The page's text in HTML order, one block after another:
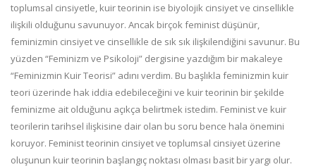
toplumsal cinsiyetle, kuir teorinin ise biyolojik cinsiyet ve cinsellikle
ilişkili olduğunu savunuyor. Ancak birçok feminist düşünür,
feminizmin cinsiyet ve cinsellikle de sık sık ilişkilendiğini savunur. Bu
yüzden “Feminizm ve Psikoloji” dergisine yazdığım bir makaleye
“Feminizmin Kuir Teorisi” adını verdim. Bu başlıkla feminizmin kuir
teori üzerinde hak iddia edebileceğini ve kuir teorinin bir şekilde
feminizme ait olduğunu açıkça belirtmek istedim. Feminist ve kuir
teorilerin tarihsel ilişkisine dair olan bu soru bence hala önemini
koruyor. Feminist teorinin cinsiyet ve toplumsal cinsiyet üzerine
oluşunun kuir teorinin başlangıç noktası olması basit bir yargı olur.